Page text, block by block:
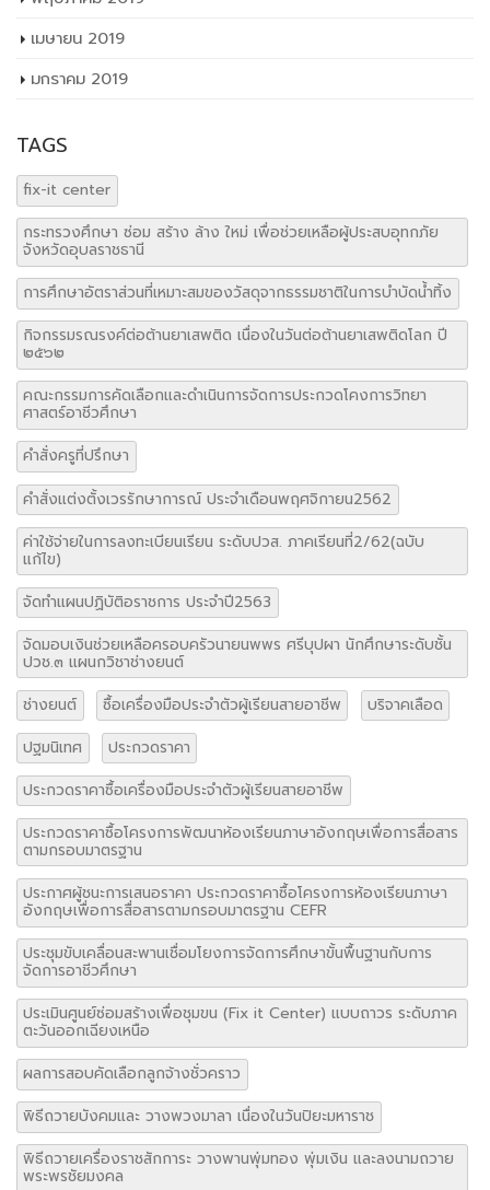
เมษายน 2019
มกราคม 2019
TAGS
fix-it center
กระทรวงศึกษา ซ่อม สร้าง ล้าง ใหม่ เพื่อช่วยเหลือผู้ประสบอุทกภัย
จังหวัดอุบลราชธานี
การศึกษาอัตราส่วนที่เหมาะสมของวัสดุจากธรรมชาติในการบำบัดน้ำทิ้ง
กิจกรรมรณรงค์ต่อต้านยาเสพติด เนื่องในวันต่อต้านยาเสพติดโลก ปี
๒๕๖๒
คณะกรรมการคัดเลือกและดำเนินการจัดการประกวดโคงการวิทยา
ศาสตร์อาชีวศึกษา
คำสั่งครูที่ปรึกษา
คำสั่งแต่งตั้งเวรรักษาการณ์ ประจำเดือนพฤศจิกายน2562
ค่าใช้จ่ายในการลงทะเบียนเรียน ระดับปวส. ภาคเรียนที่2/62(ฉบับ
แก้ไข)
จัดทำแผนปฏิบัติอราชการ ประจำปี2563
จัดมอบเงินช่วยเหลือครอบครัวนายนพพร ศรีบุปผา นักศึกษาระดับชั้น
ปวช.๓ แผนกวิชาช่างยนต์
ช่างยนต์
ซื้อเครื่องมือประจำตัวผู้เรียนสายอาชีพ
บริจาคเลือด
ปฐมนิเทศ
ประกวดราคา
ประกวดราคาซื้อเครื่องมือประจำตัวผู้เรียนสายอาชีพ
ประกวดราคาซื้อโครงการพัฒนาห้องเรียนภาษาอังกฤษเพื่อการสื่อสาร
ตามกรอบมาตรฐาน
ประกาศผู้ชนะการเสนอราคา ประกวดราคาซื้อโครงการห้องเรียนภาษา
อังกฤษเพื่อการสื่อสารตามกรอบมาตรฐาน CEFR
ประชุมขับเคลื่อนสะพานเชื่อมโยงการจัดการศึกษาขั้นพื้นฐานกับการ
จัดการอาชีวศึกษา
ประเมินศูนย์ซ่อมสร้างเพื่อชุมขน (Fix it Center) แบบถาวร ระดับภาค
ตะวันออกเฉียงเหนือ
ผลการสอบคัดเลือกลูกจ้างชั่วคราว
พิธีถวายบังคมและ วางพวงมาลา เนื่องในวันปิยะมหาราช
พิธีถวายเครื่องราชสักการะ วางพานพุ่มทอง พุ่มเงิน และลงนามถวาย
พระพรชัยมงคล